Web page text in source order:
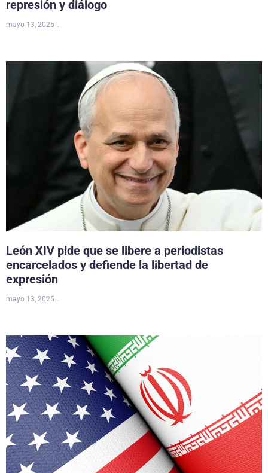
represión y diálogo
mayo 13, 2025
León XIV pide que se libere a periodistas
encarcelados y defiende la libertad de
expresión
mayo 13, 2025